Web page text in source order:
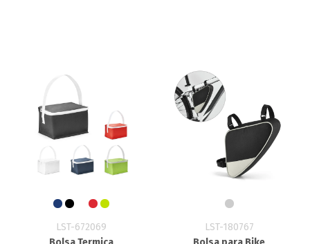
LST-672069
LST-180767